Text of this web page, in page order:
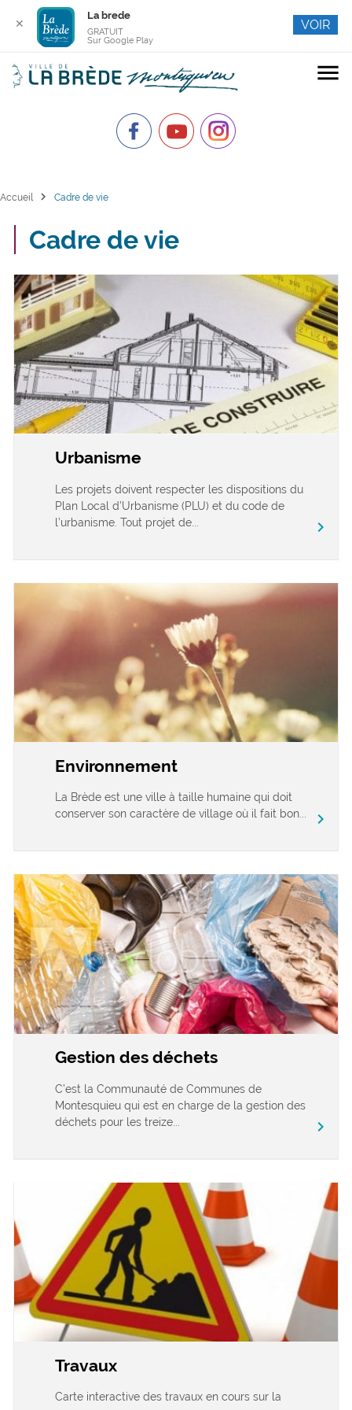
menu
Accueil chevron_right Cadre de vie
Cadre de vie
Urbanisme
Les projets doivent respecter les dispositions du
Plan Local d’Urbanisme (PLU) et du code de
l’urbanisme. Tout projet de...
chevron_right
Environnement
La Brède est une ville à taille humaine qui doit
conserver son caractère de village où il fait bon...
chevron_right
Gestion des déchets
C’est la Communauté de Communes de
Montesquieu qui est en charge de la gestion des
déchets pour les treize...
chevron_right
Travaux
Carte interactive des travaux en cours sur la
✕
La brede
GRATUIT
Sur Google Play
VOIR